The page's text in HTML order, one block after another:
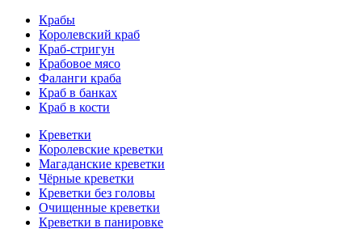
Крабы
Королевский краб
Краб-стригун
Крабовое мясо
Фаланги краба
Краб в банках
Краб в кости
Креветки
Королевские креветки
Магаданские креветки
Чёрные креветки
Креветки без головы
Очищенные креветки
Креветки в панировке